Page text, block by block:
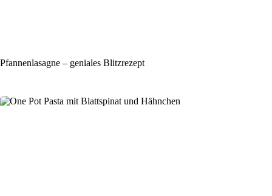
Pfannenlasagne – geniales Blitzrezept